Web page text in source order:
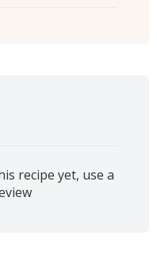
recipe yet, use a